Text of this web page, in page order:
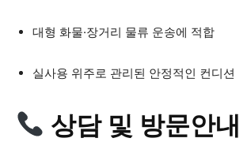
대형 화물·장거리 물류 운송에 적합
실사용 위주로 관리된 안정적인 컨디션
상담 및 방문안내